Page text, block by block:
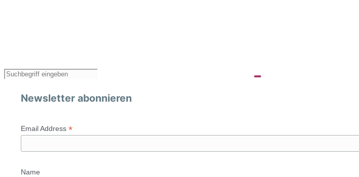
Newsletter abonnieren
Email Address *
Name